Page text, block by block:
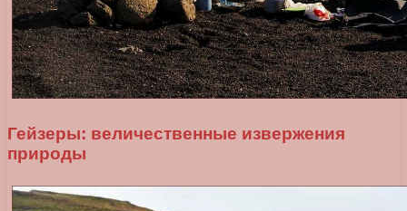
Гейзеры: величественные извержения
природы